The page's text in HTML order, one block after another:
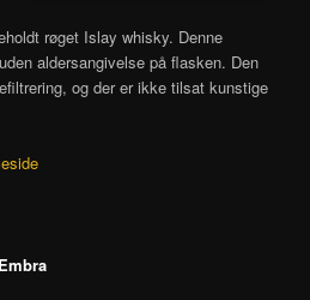
røget Islay whisky. Denne
aldersangivelse på flasken. Den
og der er ikke tilsat kunstige